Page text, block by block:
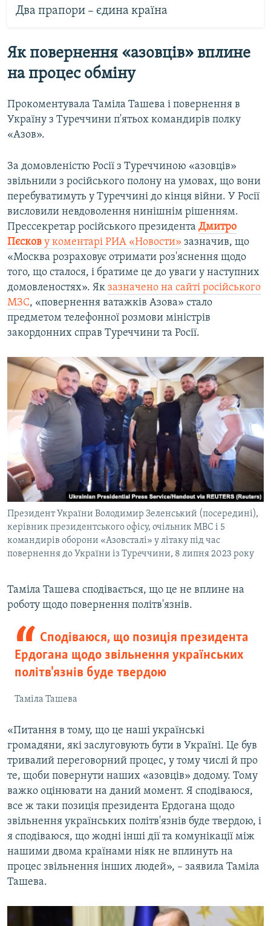
Два прапори – єдина країна
Як повернення «азовців» вплине
на процес обміну
Прокоментувала Таміла Ташева і повернення в
Україну з Туреччини п'ятьох командирів полку
«Азов».
За домовленістю Росії з Туреччиною «азовців»
звільнили з російського полону на умовах, що вони
перебуватимуть у Туреччині до кінця війни. У Росії
висловили невдоволення нинішнім рішенням.
Прессекретар російського президента Дмитро
Пєсков у коментарі РИА «Новости» зазначив, що
«Москва розраховує отримати роз'яснення щодо
того, що сталося, і братиме це до уваги у наступних
домовленостях». Як зазначено на сайті російського
МЗС, «повернення ватажків Азова» стало
предметом телефонної розмови міністрів
закордонних справ Туреччини та Росії.
Президент України Володимир Зеленський (посередині),
керівник президентського офісу, очільник МВС і 5
командирів оборони «Азовсталі» у літаку під час
повернення до України із Туреччини, 8 липня 2023 року
Таміла Ташева сподівається, що це не вплине на
роботу щодо повернення політв'язнів.
Сподіваюся, що позиція президента
Ердогана щодо звільнення українських
політв'язнів буде твердою
Таміла Ташева
«Питання в тому, що це наші українські
громадяни, які заслуговують бути в Україні. Це був
тривалий переговорний процес, у тому числі й про
те, щоби повернути наших «азовців» додому. Тому
важко оцінювати на даний момент. Я сподіваюся,
все ж таки позиція президента Ердогана щодо
звільнення українських політв'язнів буде твердою, і
я сподіваюся, що жодні інші дії та комунікації між
нашими двома країнами ніяк не вплинуть на
процес звільнення інших людей», – заявила Таміла
Ташева.